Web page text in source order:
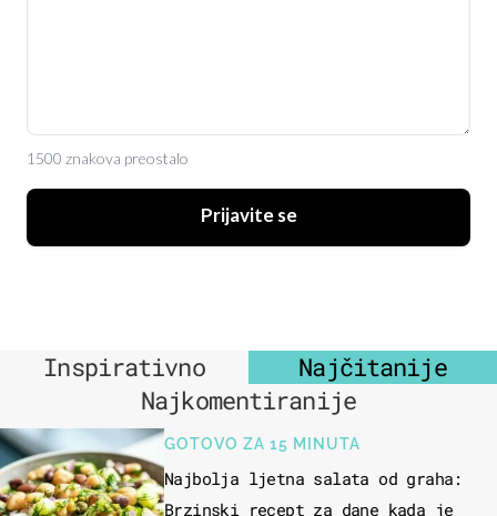
1500 znakova preostalo
Prijavite se
Inspirativno
Najčitanije
Najkomentiranije
GOTOVO ZA 15 MINUTA
Najbolja ljetna salata od graha:
Brzinski recept za dane kada je